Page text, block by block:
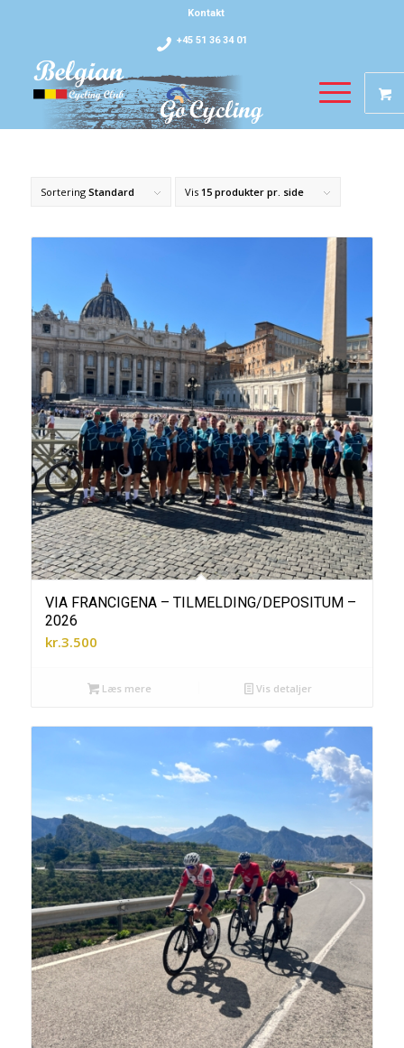
Kontakt
+45 51 36 34 01
Sortering Standard Vis 15 produkter pr. side
VIA FRANCIGENA – TILMELDING/DEPOSITUM –
2026
kr.3.500
Læs mere Vis detaljer